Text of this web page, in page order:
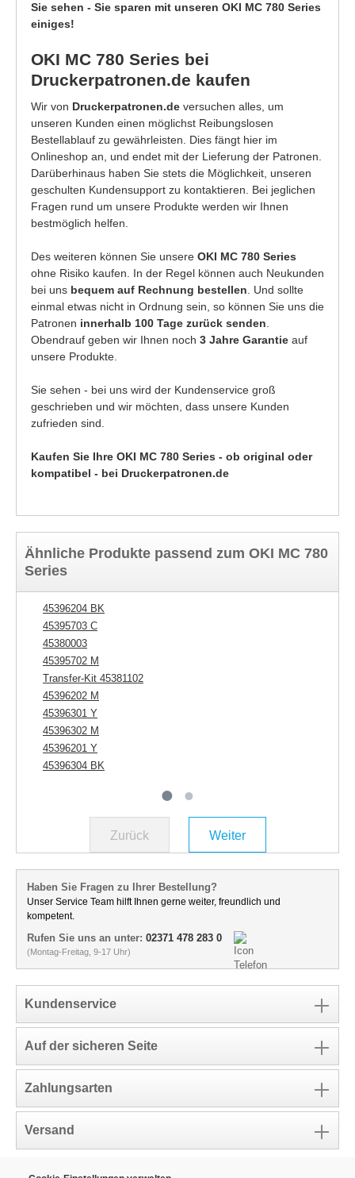
Sie sehen - Sie sparen mit unseren OKI MC 780 Series
einiges!
OKI MC 780 Series bei
Druckerpatronen.de kaufen
Wir von Druckerpatronen.de versuchen alles, um
unseren Kunden einen möglichst Reibungslosen
Bestellablauf zu gewährleisten. Dies fängt hier im
Onlineshop an, und endet mit der Lieferung der Patronen.
Darüberhinaus haben Sie stets die Möglichkeit, unseren
geschulten Kundensupport zu kontaktieren. Bei jeglichen
Fragen rund um unsere Produkte werden wir Ihnen
bestmöglich helfen.
Des weiteren können Sie unsere OKI MC 780 Series
ohne Risiko kaufen. In der Regel können auch Neukunden
bei uns bequem auf Rechnung bestellen . Und sollte
einmal etwas nicht in Ordnung sein, so können Sie uns die
Patronen innerhalb 100 Tage zurück senden
Obendrauf geben wir Ihnen noch 3 Jahre Garantie auf
unsere Produkte.
Sie sehen - bei uns wird der Kundenservice groß
geschrieben und wir möchten, dass unsere Kunden
zufrieden sind.
Kaufen Sie Ihre OKI MC 780 Series - ob original oder
kompatibel - bei Druckerpatronen.de
Ähnliche Produkte passend zum OKI MC 780
Series
45396204 BK
45395703 C
45380003
45395702 M
Transfer-Kit 45381102
45396202 M
45396301 Y
45396302 M
45396201 Y
45396304 BK
Zurück Weiter
Haben Sie Fragen zu Ihrer Bestellung?
Unser Service Team hilft Ihnen gerne weiter, freundlich und
kompetent.
Rufen Sie uns an unter: 02371 478 283 0
(Montag-Freitag, 9-17 Uhr)
Kundenservice
Auf der sicheren Seite
Zahlungsarten
Versand